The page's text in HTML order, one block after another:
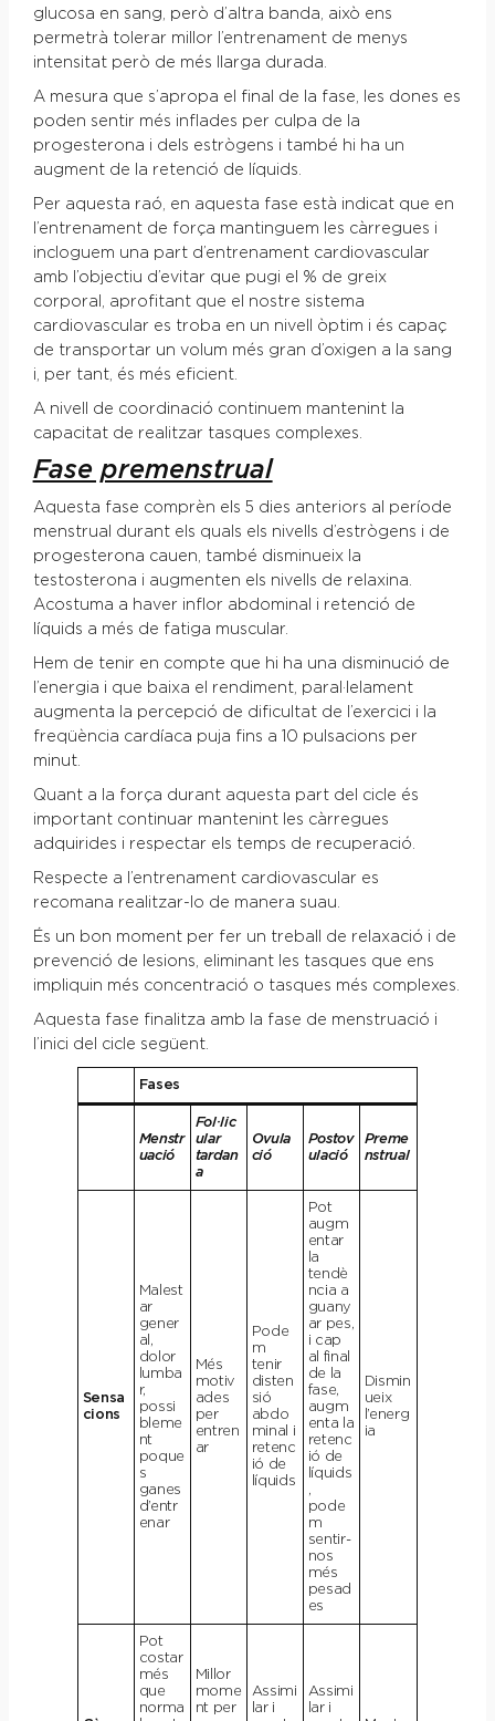
glucosa en sang, però d’altra banda, això ens
permetrà tolerar millor l’entrenament de menys
intensitat però de més llarga durada.
A mesura que s’apropa el final de la fase, les dones es
poden sentir més inflades per culpa de la
progesterona i dels estrògens i també hi ha un
augment de la retenció de líquids.
Per aquesta raó, en aquesta fase està indicat que en
l’entrenament de força mantinguem les càrregues i
incloguem una part d’entrenament cardiovascular
amb l’objectiu d’evitar que pugi el % de greix
corporal, aprofitant que el nostre sistema
cardiovascular es troba en un nivell òptim i és capaç
de transportar un volum més gran d’oxigen a la sang
i, per tant, és més eficient.
A nivell de coordinació continuem mantenint la
capacitat de realitzar tasques complexes.
Fase premenstrual
Aquesta fase comprèn els 5 dies anteriors al període
menstrual durant els quals els nivells d’estrògens i de
progesterona cauen, també disminueix la
testosterona i augmenten els nivells de relaxina.
Acostuma a haver inflor abdominal i retenció de
líquids a més de fatiga muscular.
Hem de tenir en compte que hi ha una disminució de
l’energia i que baixa el rendiment, paral·lelament
augmenta la percepció de dificultat de l’exercici i la
freqüència cardíaca puja fins a 10 pulsacions per
minut.
Quant a la força durant aquesta part del cicle és
important continuar mantenint les càrregues
adquirides i respectar els temps de recuperació.
Respecte a l’entrenament cardiovascular es
recomana realitzar-lo de manera suau.
És un bon moment per fer un treball de relaxació i de
prevenció de lesions, eliminant les tasques que ens
impliquin més concentració o tasques més complexes.
Aquesta fase finalitza amb la fase de menstruació i
l’inici del cicle següent.
Fases
Menstr
uació
Fol·lic
ular
tardan
a
Ovula
ció
Postov
ulació
Preme
nstrual
Sensa
cions
Malest
ar
gener
al,
dolor
lumba
r,
possi
bleme
nt
poque
s
ganes
d’entr
enar
Més
motiv
ades
per
entren
ar
Pode
m
tenir
disten
sió
abdo
minal i
retenc
ió de
líquids
Pot
augm
entar
la
tendè
ncia a
guany
ar pes,
i cap
al final
de la
fase,
augm
enta la
retenc
ió de
líquids
,
pode
m
sentir-
nos
més
pesad
es
Dismin
ueix
l’energ
ia
Pot
costar
més
que
norma
Millor
mome
nt per
Assimi
lar i
Assimi
lar i